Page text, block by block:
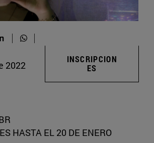
HASTA EL 20 DE ENERO
2022
INSCRIPCION
ES